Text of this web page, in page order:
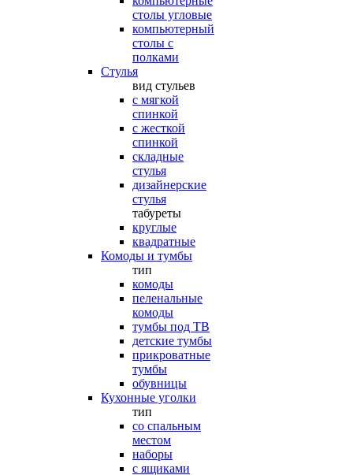
столы угловые
компьютерный
столы с
полками
Стулья
вид стульев
с мягкой
спинкой
с жесткой
спинкой
складные
стулья
дизайнерские
стулья
табуреты
круглые
квадратные
Комоды и тумбы
тип
комоды
пеленальные
комоды
тумбы под ТВ
детские тумбы
прикроватные
тумбы
обувницы
Кухонные уголки
тип
со спальным
местом
наборы
с ящиками